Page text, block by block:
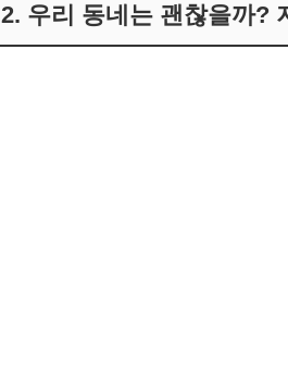
2. 우리 동네는 괜찮을까?